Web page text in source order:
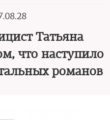
Татьяна
что наступило
романов